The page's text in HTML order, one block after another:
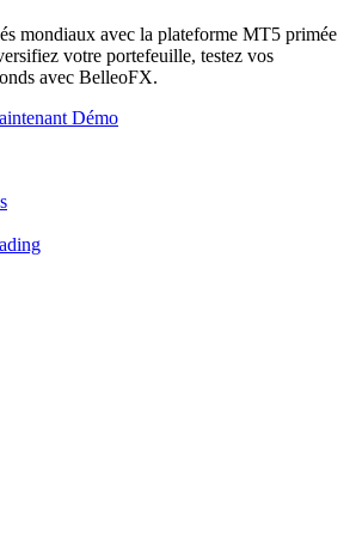
mondiaux avec la plateforme MT5 primée
votre portefeuille, testez vos
avec BelleoFX.
Démo